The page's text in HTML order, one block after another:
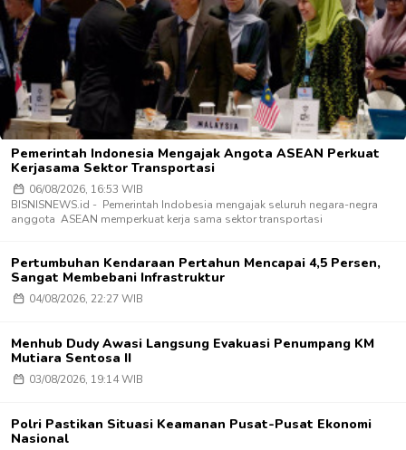
Pemerintah Indonesia Mengajak Angota ASEAN Perkuat
Kerjasama Sektor Transportasi
06/08/2026, 16:53 WIB
BISNISNEWS.id - Pemerintah Indobesia mengajak seluruh negara-negra
anggota ASEAN memperkuat kerja sama sektor transportasi
Pertumbuhan Kendaraan Pertahun Mencapai 4,5 Persen,
Sangat Membebani Infrastruktur
04/08/2026, 22:27 WIB
Menhub Dudy Awasi Langsung Evakuasi Penumpang KM
Mutiara Sentosa II
03/08/2026, 19:14 WIB
Polri Pastikan Situasi Keamanan Pusat-Pusat Ekonomi
Nasional